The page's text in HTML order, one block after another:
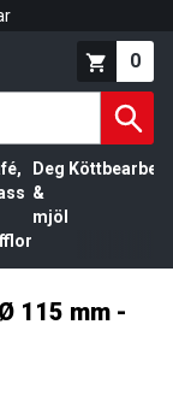
0
Deg
&
mjöl
115 mm -